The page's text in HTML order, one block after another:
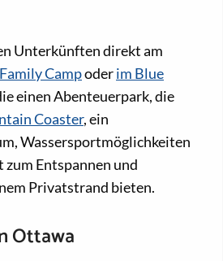
Unterkünften direkt am
Campoderim Blue
einen Abenteuerpark, die
Coaster, ein
Wassersportmöglichkeiten
Entspannen und
Privatstrand bieten.
Ottawa